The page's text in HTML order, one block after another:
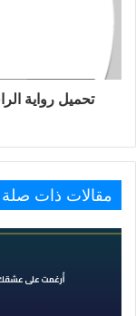
مقالات ذات صلة